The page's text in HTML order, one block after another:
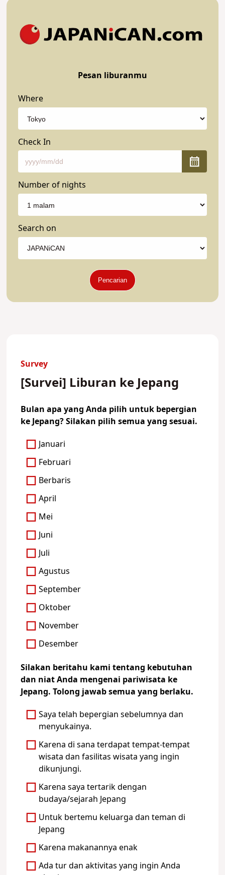
Pesan liburanmu
Where
Check In
Number of nights
Search on
Pencarian
Survey
[Survei] Liburan ke Jepang
Bulan apa yang Anda pilih untuk bepergian
ke Jepang? Silakan pilih semua yang sesuai.
Januari
Februari
Berbaris
April
Mei
Juni
Juli
Agustus
September
Oktober
November
Desember
Silakan beritahu kami tentang kebutuhan
dan niat Anda mengenai pariwisata ke
Jepang. Tolong jawab semua yang berlaku.
Saya telah bepergian sebelumnya dan
menyukainya.
Karena di sana terdapat tempat-tempat
wisata dan fasilitas wisata yang ingin
dikunjungi.
Karena saya tertarik dengan
budaya/sejarah Jepang
Untuk bertemu keluarga dan teman di
Jepang
Karena makanannya enak
Ada tur dan aktivitas yang ingin Anda